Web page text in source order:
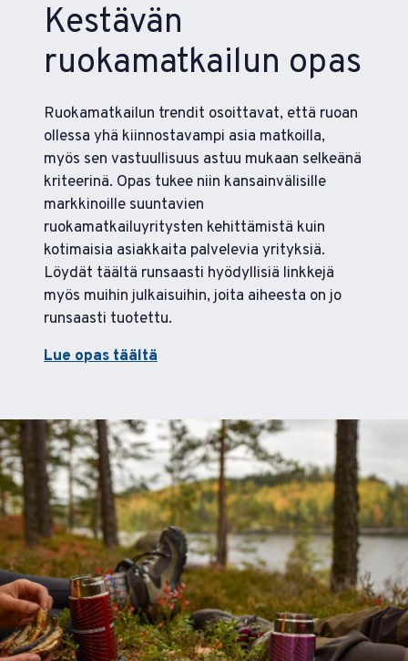
Kestävän
ruokamatkailun opas
Ruokamatkailun trendit osoittavat, että ruoan
ollessa yhä kiinnostavampi asia matkoilla,
myös sen vastuullisuus astuu mukaan selkeänä
kriteerinä. Opas tukee niin kansainvälisille
markkinoille suuntavien
ruokamatkailuyritysten kehittämistä kuin
kotimaisia asiakkaita palvelevia yrityksiä.
Löydät täältä runsaasti hyödyllisiä linkkejä
myös muihin julkaisuihin, joita aiheesta on jo
runsaasti tuotettu.
Lue opas täältä